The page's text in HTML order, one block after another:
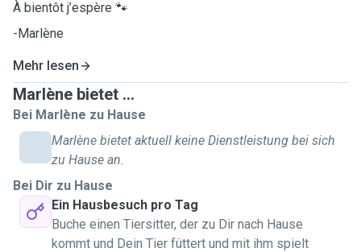
À bientôt j’espère 🐾
-Marlène
Mehr lesen
Marlène bietet ...
Bei Marlène zu Hause
Marlène bietet aktuell keine Dienstleistung bei sich
zu Hause an.
Bei Dir zu Hause
Ein Hausbesuch pro Tag
Buche einen Tiersitter, der zu Dir nach Hause
kommt und Dein Tier füttert und mit ihm spielt